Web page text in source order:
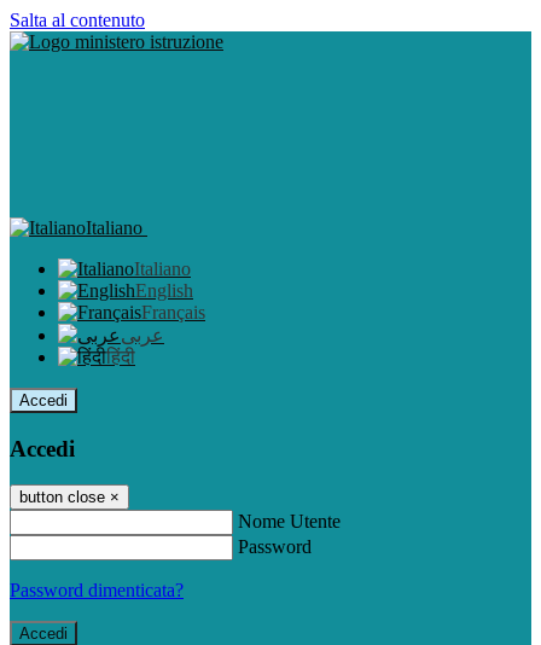
Salta al contenuto
Italiano
Italiano
English
Français
عربى
हिंदी
Accedi
Accedi
button close ×
Nome Utente
Password
Password dimenticata?